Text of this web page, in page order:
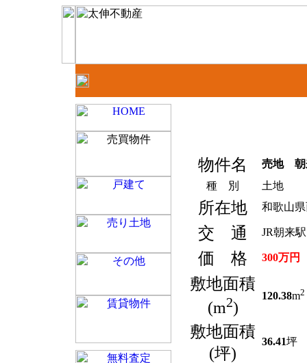
物件名
売地 朝
種 別
土地
所在地 和歌山
交 通 JR朝来
価 格 300万円
敷地面積
(m2)
120.38m2
敷地面積
(坪)
36.41坪